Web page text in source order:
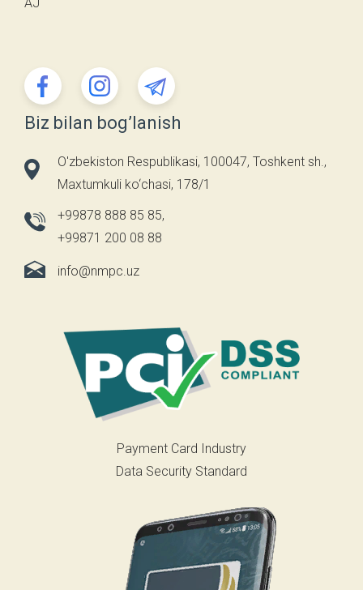
Biz bilan bog’lanish
O'zbekiston Respublikasi, 100047, Toshkent sh.,
Maxtumkuli ko‘chasi, 178/1
+99878 888 85 85,
+99871 200 08 88
info@nmpc.uz
Payment Card Industry
Data Security Standard